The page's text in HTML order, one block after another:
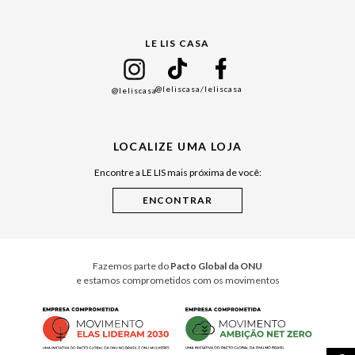
Cuidados Casa
LE LIS CASA
@leliscasa@leliscasa/leliscasa
LOCALIZE UMA LOJA
Encontre a LE LIS mais próxima de você:
Fazemos parte do Pacto Global da ONU
e estamos comprometidos com os movimentos